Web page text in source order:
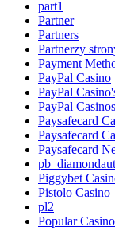
part1
Partner
Partners
Partnerzy
Payment
PayPal Casino
PayPal
PayPal Casinos
Paysafecard
Paysafecard
Paysafecard
Piggybet
Pistolo Casino
pl2
Popular Casino